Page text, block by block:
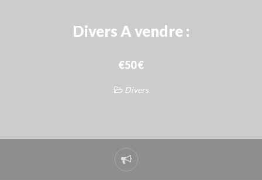
Divers A vendre :
€50 €
Divers
Signaler